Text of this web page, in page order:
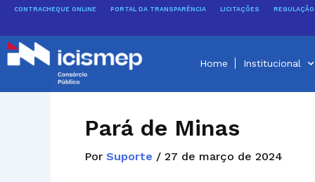
conteúdo
CONTRACHEQUE ONLINE PORTAL DA TRANSPARÊNCIA LICITAÇÕES
Home Institucional
Pará de Minas
Por Suporte / 27 de março de 2024